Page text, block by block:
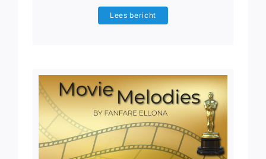
Lees bericht